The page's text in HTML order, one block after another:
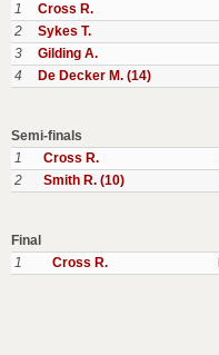
1
Cross R.
2
Sykes T.
3
Gilding A.
4
De Decker M. (14)
Semi-finals
1
Cross R.
2
Smith R. (10)
Final
1
Cross R.